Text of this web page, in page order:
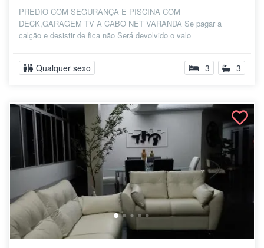
PREDIO COM SEGURANÇA E PISCINA COM
DECK,GARAGEM TV A CABO NET VARANDA Se pagar a
calção e desistir de fica não Será devolvido o valo
Qualquer sexo 3 3